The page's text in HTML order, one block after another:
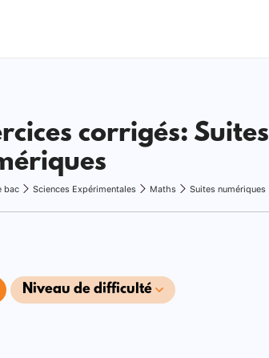
corrigés: Suites
bac Sciences Expérimentales Maths Suites numériques
Niveau de difficulté